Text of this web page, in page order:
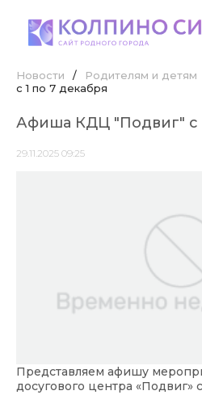
Новости / Родителям и детям
с 1 по 7 декабря
Афиша КДЦ "Подвиг" с
29.11.2025 09:25
Представляем афишу
досугового центра «Подвиг»